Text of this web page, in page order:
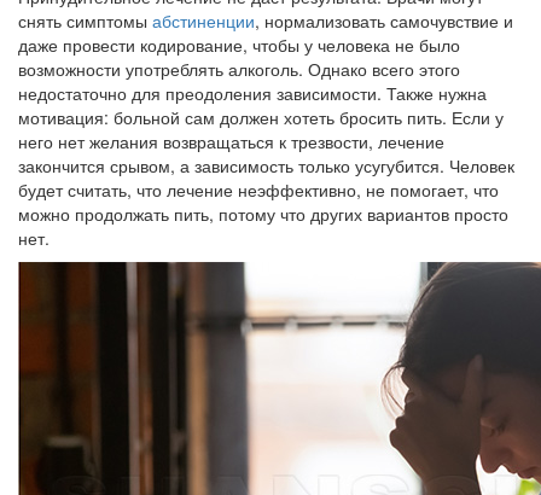
снять симптомы абстиненции, нормализовать самочувствие и
даже провести кодирование, чтобы у человека не было
возможности употреблять алкоголь. Однако всего этого
недостаточно для преодоления зависимости. Также нужна
мотивация: больной сам должен хотеть бросить пить. Если у
него нет желания возвращаться к трезвости, лечение
закончится срывом, а зависимость только усугубится. Человек
будет считать, что лечение неэффективно, не помогает, что
можно продолжать пить, потому что других вариантов просто
нет.